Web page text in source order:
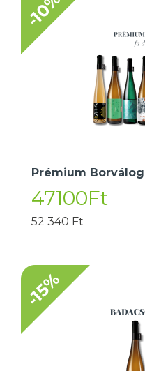
-10%
Prémium
47100Ft
52 340 Ft
-15%